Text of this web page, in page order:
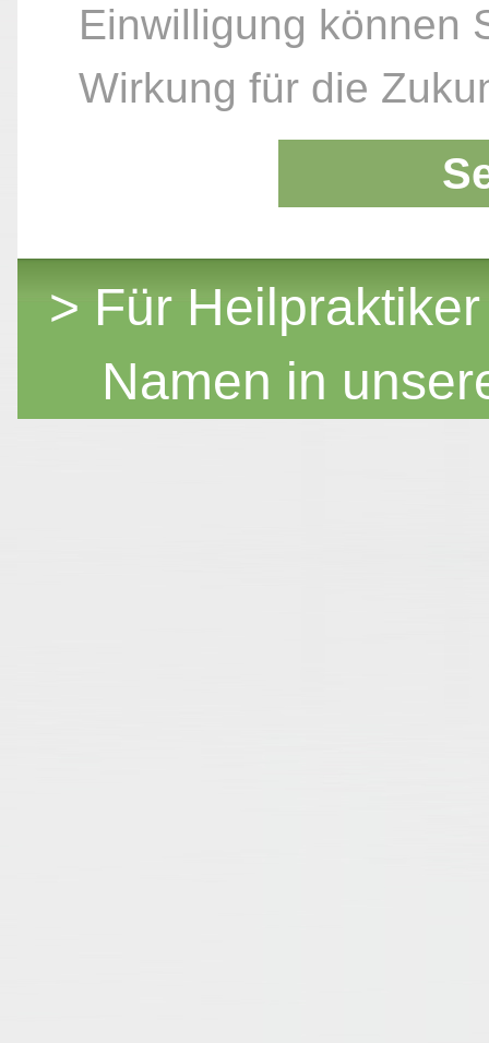
Einwilligung können
Wirkung für die
> Für
Namen in